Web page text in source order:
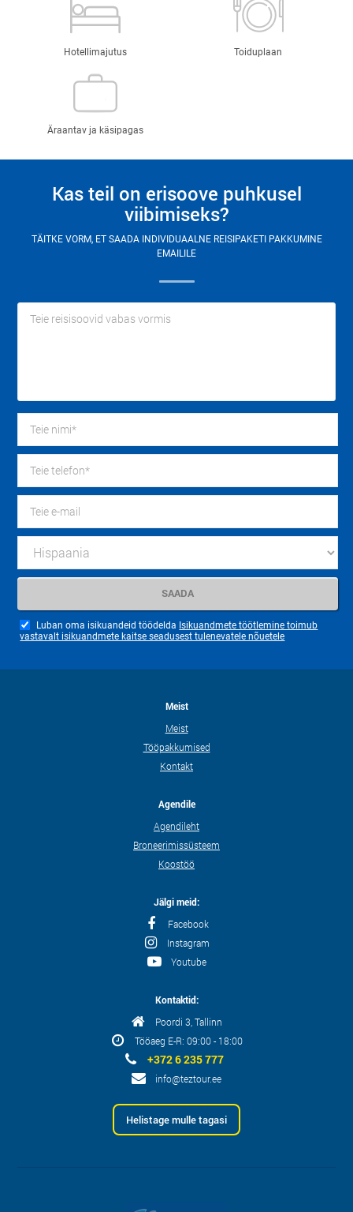
Hotellimajutus Toiduplaan
Äraantav ja käsipagas
Kas teil on erisoove puhkusel
viibimiseks?
TÄITKE VORM, ET SAADA INDIVIDUAALNE REISIPAKETI PAKKUMINE
EMAILILE
Luban oma isikuandeid töödelda Isikuandmete töötlemine toimub
vastavalt isikuandmete kaitse seadusest tulenevatele nõuetele
Meist
Meist
Tööpakkumised
Kontakt
Agendile
Agendileht
Broneerimissüsteem
Koostöö
Jälgi meid:
Facebook
Instagram
Youtube
Kontaktid:
Poordi 3, Tallinn
Tööaeg E-R: 09:00 - 18:00
+372 6 235 777
info@teztour.ee
Helistage mulle tagasi